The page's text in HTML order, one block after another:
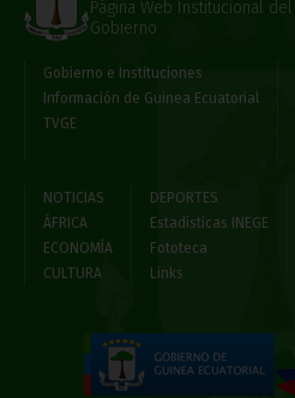
Página Web Institucional del
Gobierno
Gobierno e Instituciones
Información de Guinea Ecuatorial
TVGE
NOTICIAS
ÁFRICA
ECONOMÍA
CULTURA
DEPORTES
Estadísticas INEGE
Fototeca
Links